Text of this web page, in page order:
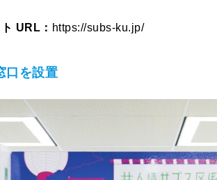
URL： https://subs-ku.jp/
口を設置